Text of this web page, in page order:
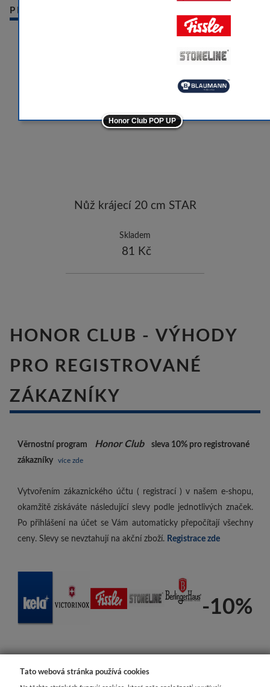
PRODUKTY
Nůž krájecí 20 cm STAR
Skladem
81 Kč
HONOR CLUB - VÝHODY
PRO REGISTROVANÉ
ZÁKAZNÍKY
Věrnostní program Honor Club sleva 10% pro registrované
zákazníky více zde
Vytvořením zákaznického účtu ( registrací ) v našem e-shopu,
okamžitě získáváte následující slevy podle jednotlivých značek.
Po přihlášení na účet se Vám automaticky přepočítají všechny
ceny. Slevy se nevztahují na akční zboží. Registrace zde
-10%
Tato webová stránka používá cookies
-5%
Honor Club POP UP